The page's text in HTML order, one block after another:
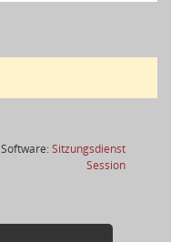
Software:Sitzungsdienst
Session(Wird in